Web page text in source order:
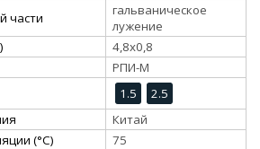
части
гальваническое
лужение
4,8x0,8
РПИ-М
1.5
2.5
Китай
(°C)
75